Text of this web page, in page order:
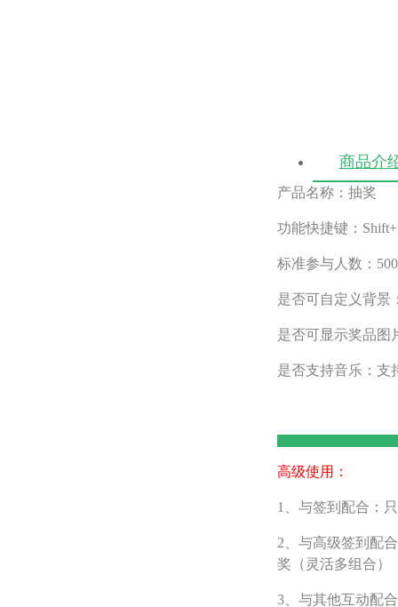
商品介
产品名称：抽奖
功能快捷键：
标准参与人数：
是否可自定义背景
是否可显示奖品图
是否支持音乐：支
高级使用：
1、与签到配合：
2、与高级签到配
奖（灵活多组合）
3、与其他互动配